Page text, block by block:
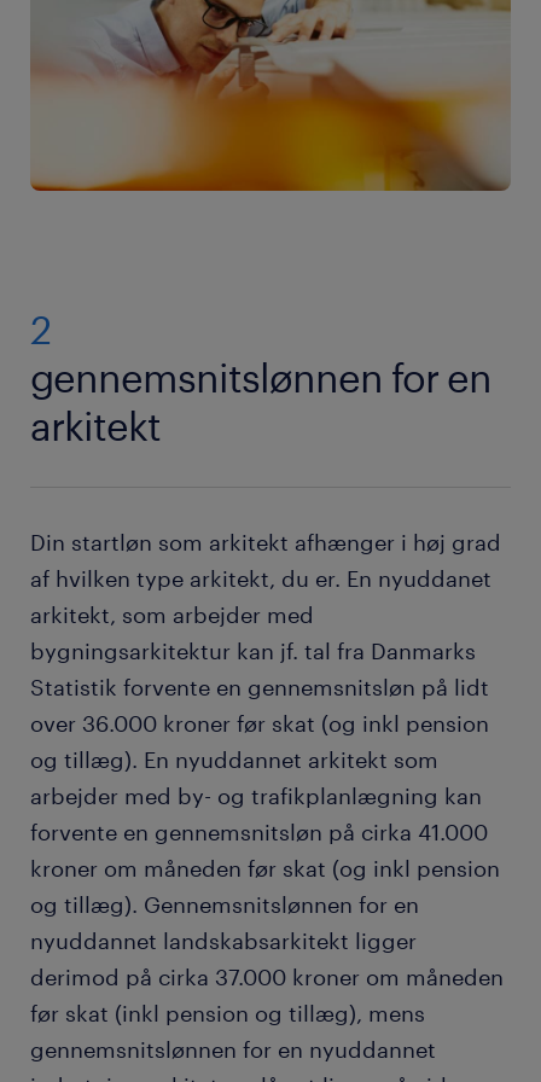
2
gennemsnitslønnen for en
arkitekt
Din startløn som arkitekt afhænger i høj grad
af hvilken type arkitekt, du er. En nyuddanet
arkitekt, som arbejder med
bygningsarkitektur kan jf. tal fra Danmarks
Statistik forvente en gennemsnitsløn på lidt
over 36.000 kroner før skat (og inkl pension
og tillæg). En nyuddannet arkitekt som
arbejder med by- og trafikplanlægning kan
forvente en gennemsnitsløn på cirka 41.000
kroner om måneden før skat (og inkl pension
og tillæg). Gennemsnitslønnen for en
nyuddannet landskabsarkitekt ligger
derimod på cirka 37.000 kroner om måneden
før skat (inkl pension og tillæg), mens
gennemsnitslønnen for en nyuddannet